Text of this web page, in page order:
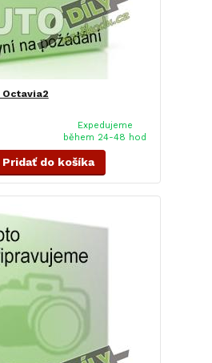
Expedujeme
během 24-48 hod
Pridať do košíka